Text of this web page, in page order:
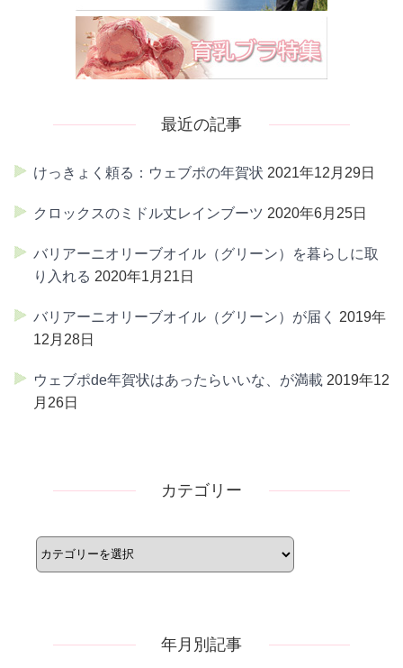
最近の記事
けっきょく頼る：ウェブポの年賀状 2021年12月29日
クロックスのミドル丈レインブーツ 2020年6月25日
バリアーニオリーブオイル（グリーン）を暮らしに取
り入れる 2020年1月21日
バリアーニオリーブオイル（グリーン）が届く
2019年
12月28日
ウェブポde年賀状はあったらいいな、が満載 2019年12
月26日
カテゴリー
年月別記事